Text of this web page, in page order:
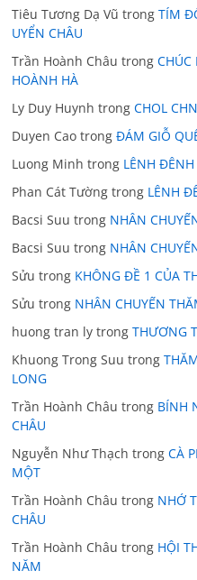
Tiêu Tương Dạ Vũ trongTÍM
UYỂN CHÂU
Trần Hoành Châu trong
HOÀNH HÀ
Ly Duy Huynh trongCHOL
Duyen Cao trongĐÁM GIỖ
Luong Minh trong LÊNH ĐÊNH
Phan Cát Tường trong LÊNH
Bacsi Suu trong NHÂN
Bacsi Suu trong NHÂN
Sửu trong KHÔNG ĐỀ 1 CỦA
Sửu trong NHÂN CHUYẾN
huong tran ly trongTHƯƠNG
Khuong Trong Suu trong
LONG
Trần Hoành Châu trong BÍNH
CHÂU
Nguyễn Như Thạch trongCÀ
MỘT
Trần Hoành Châu trong NHỚ
CHÂU
Trần Hoành Châu trong HỘI
NĂM